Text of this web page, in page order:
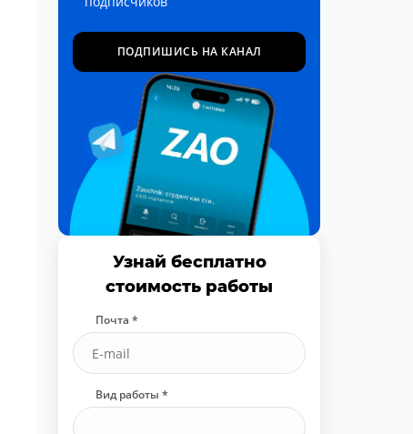
ПОДПИШИСЬ НА КАНАЛ
Узнай бесплатно
стоимость работы
Почта *
Вид работы *